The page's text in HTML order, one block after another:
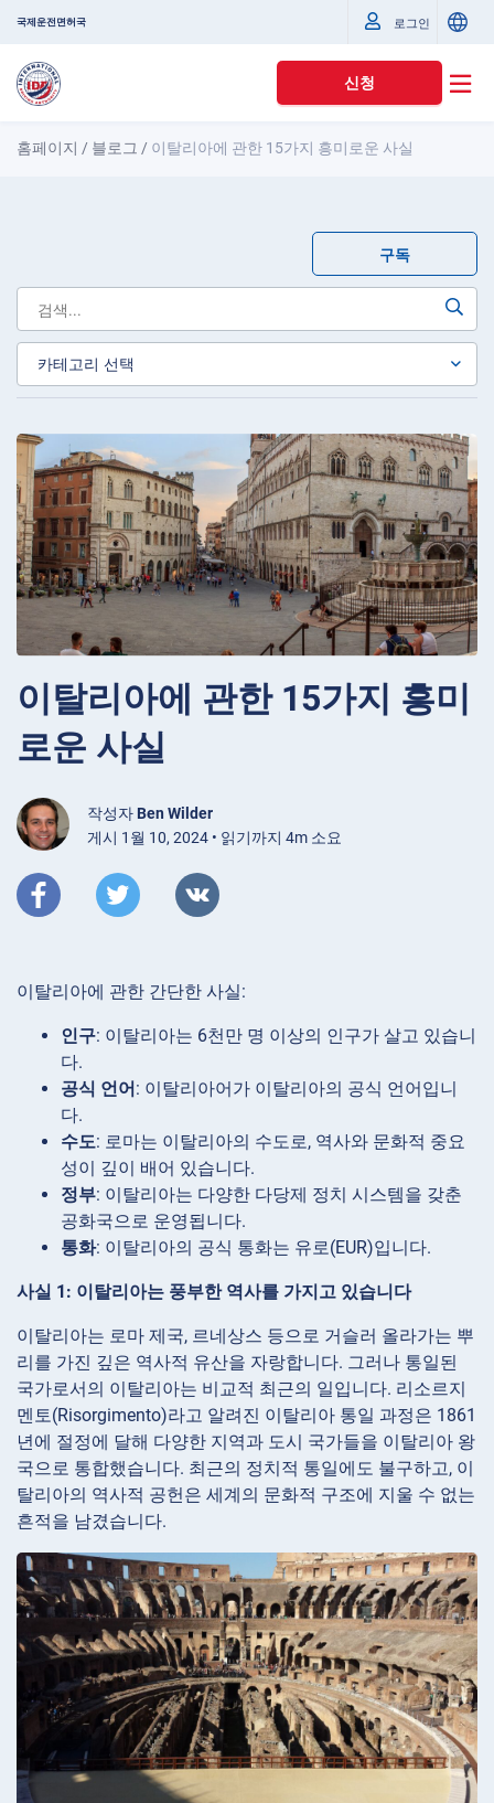
국제운전면허국 로그인
신청
홈페이지 / 블로그 / 이탈리아에 관한 15가지 흥미로운 사실
구독
이탈리아에 관한 15가지 흥미
로운 사실
작성자 Ben Wilder
게시 1월 10, 2024 • 읽기까지 4m 소요
이탈리아에 관한 간단한 사실:
인구: 이탈리아는 6천만 명 이상의 인구가 살고 있습니
다.
공식 언어: 이탈리아어가 이탈리아의 공식 언어입니
다.
수도: 로마는 이탈리아의 수도로, 역사와 문화적 중요
성이 깊이 배어 있습니다.
정부: 이탈리아는 다양한 다당제 정치 시스템을 갖춘
공화국으로 운영됩니다.
통화: 이탈리아의 공식 통화는 유로(EUR)입니다.
사실 1: 이탈리아는 풍부한 역사를 가지고 있습니다
이탈리아는 로마 제국, 르네상스 등으로 거슬러 올라가는 뿌
리를 가진 깊은 역사적 유산을 자랑합니다. 그러나 통일된
국가로서의 이탈리아는 비교적 최근의 일입니다. 리소르지
멘토(Risorgimento)라고 알려진 이탈리아 통일 과정은 1861
년에 절정에 달해 다양한 지역과 도시 국가들을 이탈리아 왕
국으로 통합했습니다. 최근의 정치적 통일에도 불구하고, 이
탈리아의 역사적 공헌은 세계의 문화적 구조에 지울 수 없는
흔적을 남겼습니다.